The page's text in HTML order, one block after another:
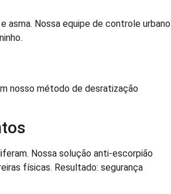
asma. Nossa equipe de controle urbano
nosso método de desratização
Nossa solução anti-escorpião
físicas. Resultado: segurança